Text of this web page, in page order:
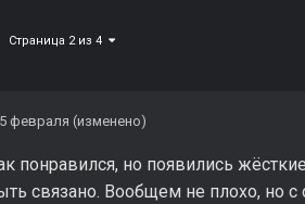
Страница 2 из 4
февраля (изменено)
понравился, но появились
связано. Вообщем не плохо, но с